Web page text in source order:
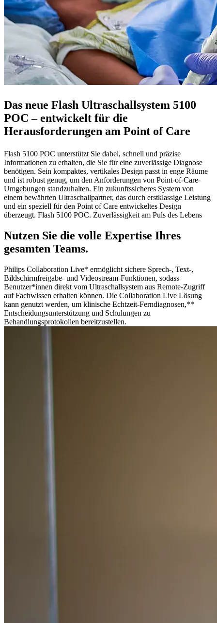
Das neue Flash Ultraschallsystem 5100
POC – entwickelt für die
Herausforderungen am Point of Care
Flash 5100 POC unterstützt Sie dabei, schnell und präzise
Informationen zu erhalten, die Sie für eine zuverlässige Diagnose
benötigen. Sein kompaktes, vertikales Design passt in enge Räume
und ist robust genug, um den Anforderungen von Point-of-Care-
Umgebungen standzuhalten. Ein zukunftssicheres System von
einem bewährten Ultraschallpartner, das durch erstklassige Leistung
und ein speziell für den Point of Care entwickeltes Design
überzeugt. Flash 5100 POC. Zuverlässigkeit am Puls des Lebens
Nutzen Sie die volle Expertise Ihres
gesamten Teams.
Philips Collaboration Live* ermöglicht sichere Sprech-, Text-,
Bildschirmfreigabe- und Videostream-Funktionen, sodass
Benutzer*innen direkt vom Ultraschallsystem aus Remote-Zugriff
auf Fachwissen erhalten können. Die Collaboration Live Lösung
kann genutzt werden, um klinische Echtzeit-Ferndiagnosen,**
Entscheidungsunterstützung und Schulungen zu
Behandlungsprotokollen bereitzustellen.